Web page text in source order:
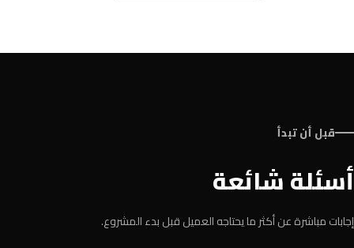
قبل أن تبدأ
أسئلة شائعة
إجابات مباشرة عن أكثر ما يحتاجه العميل قبل بدء المشروع.